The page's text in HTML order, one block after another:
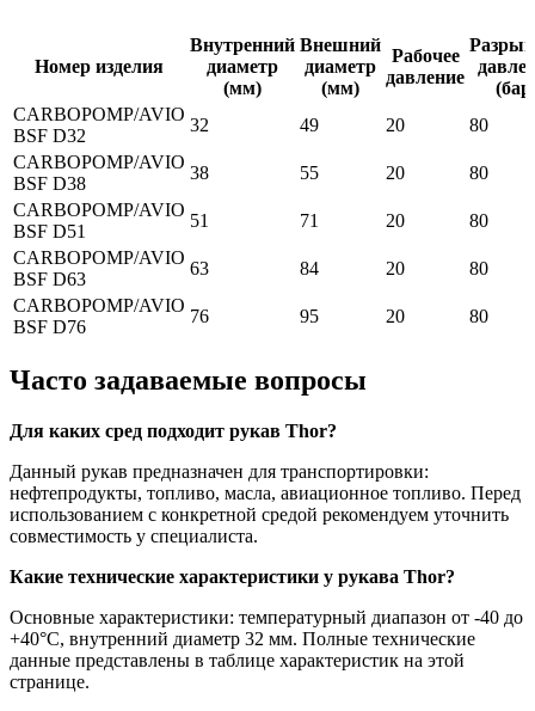
Номер изделия
Внутренний
диаметр
(мм)
Внешний
диаметр
(мм)
Рабочее
давление
CARBOPOMP/AVIO
BSF D32
32 49 20
80
CARBOPOMP/AVIO
BSF D38
38 55 20
80
CARBOPOMP/AVIO
BSF D51
51 71 20
80
CARBOPOMP/AVIO
BSF D63
63 84 20
80
CARBOPOMP/AVIO
BSF D76
76 95 20 80
Часто задаваемые вопросы
Для каких сред подходит рукав Thor?
Данный рукав предназначен для транспортировки:
нефтепродукты, топливо, масла, авиационное топливо. Перед
использованием с конкретной средой рекомендуем уточнить
совместимость у специалиста.
Какие технические характеристики у рукава Thor?
Основные характеристики: температурный диапазон от -40 до
+40°C, внутренний диаметр 32 мм. Полные технические
данные представлены в таблице характеристик на этой
странице.